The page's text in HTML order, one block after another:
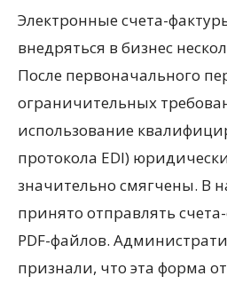
Электронные счета-
внедряться в бизнес
После первоначального
ограничительных
использование
протокола EDI)
значительно смягчены. В
принято отправлять
PDF-файлов.
признали, что эта форма